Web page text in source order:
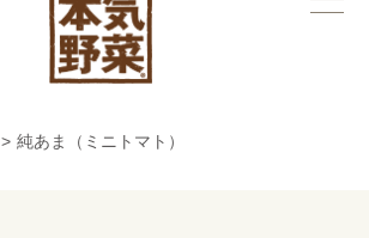
> 純あま（ミニトマト）